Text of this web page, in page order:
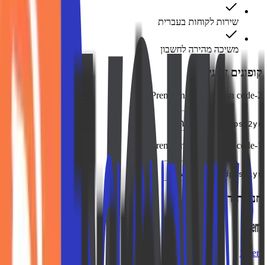
שירות לקוחות בעברית
משיכה מהירה לחשבון
קופונים זמינים
2-year Premium Plan coupon code
nordpss2yr העתק
1-year Premium Plan coupon code
nordpass1yr העתק
חנויות דומות
Fiverr